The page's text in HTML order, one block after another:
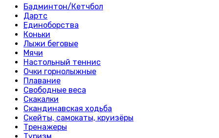
Бадминтон/Кетчбол
Дартс
Единоборства
Коньки
Лыжи беговые
Мячи
Настольный теннис
Очки горнолыжные
Плавание
Свободные веса
Скакалки
Скандинавская ходьба
Скейты, самокаты, круизёры
Тренажеры